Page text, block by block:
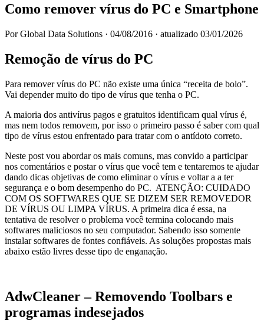
Como remover vírus do PC e Smartphone
Por Global Data Solutions · 04/08/2016 · atualizado 03/01/2026
Remoção de vírus do PC
Para remover vírus do PC não existe uma única “receita de bolo”.
Vai depender muito do tipo de vírus que tenha o PC.
A maioria dos antivírus pagos e gratuitos identificam qual vírus é,
mas nem todos removem, por isso o primeiro passo é saber com qual
tipo de vírus estou enfrentado para tratar com o antídoto correto.
Neste post vou abordar os mais comuns, mas convido a participar
nos comentários e postar o vírus que você tem e tentaremos te ajudar
dando dicas objetivas de como eliminar o vírus e voltar a a ter
segurança e o bom desempenho do PC. ATENÇÃO: CUIDADO
COM OS SOFTWARES QUE SE DIZEM SER REMOVEDOR
DE VÍRUS OU LIMPA VÍRUS. A primeira dica é essa, na
tentativa de resolver o problema você termina colocando mais
softwares maliciosos no seu computador. Sabendo isso somente
instalar softwares de fontes confiáveis. As soluções propostas mais
abaixo estão livres desse tipo de enganação.
AdwCleaner – Removendo Toolbars e
programas indesejados